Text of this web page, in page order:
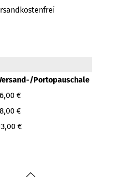
Portopauschale
6,00 €
8,00 €
€